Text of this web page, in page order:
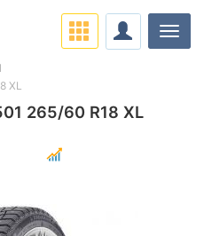
265/60 R18 XL
XL